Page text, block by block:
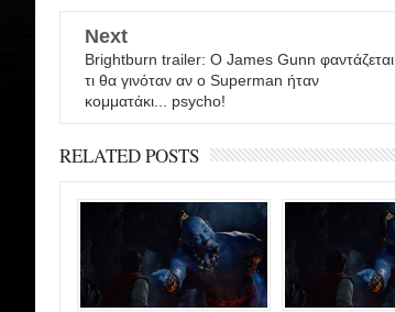
Next
Brightburn trailer: Ο James Gunn φαντάζεται
τι θα γινόταν αν ο Superman ήταν
κομματάκι... psycho!
RELATED POSTS